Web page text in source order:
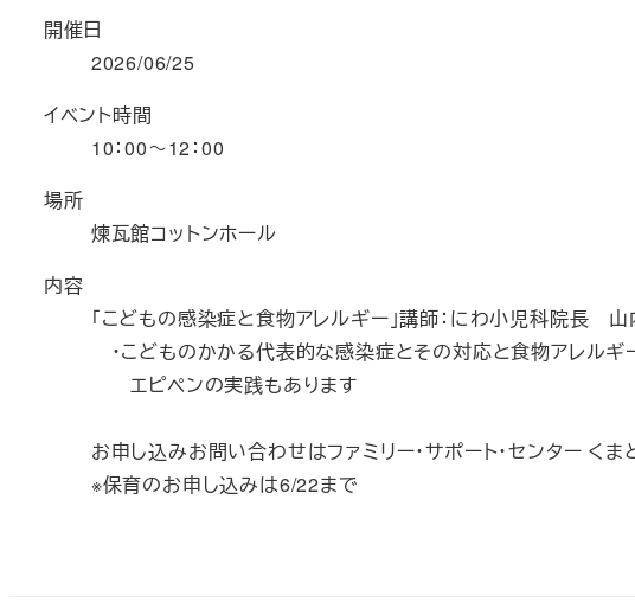
開催日
2026/06/25
イベント時間
10：00～12：00
場所
煉瓦館コットンホール
内容
「こどもの感染症と食物アレルギー」講師：にわ小児科院長
・こどものかかる代表的な感染症とその対応と食物アレル
エピペンの実践もあります
お申し込みお問い合わせはファミリー・サポート・センター
※保育のお申し込みは6/22まで